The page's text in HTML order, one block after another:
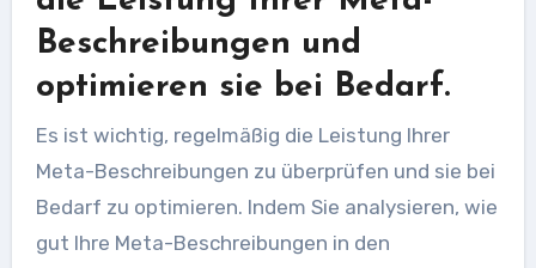
Beschreibungen und
optimieren sie bei Bedarf.
Es ist wichtig, regelmäßig die Leistung Ihrer
Meta-Beschreibungen zu überprüfen und sie bei
Bedarf zu optimieren. Indem Sie analysieren, wie
gut Ihre Meta-Beschreibungen in den